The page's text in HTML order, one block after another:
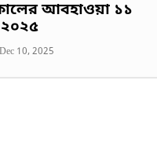
আবহাওয়া ১১
২০২৫
Dec 10, 2025